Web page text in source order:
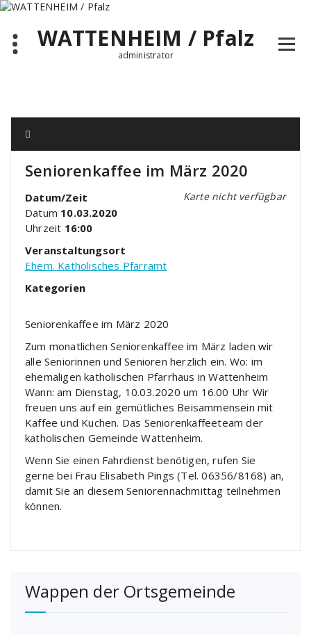
Zum
springenWATTENHEIM / Pfalz
administrator
Seniorenkaffee im März 2020
Karte nicht verfügbar
Datum/Zeit
Datum 10.03.2020
Uhrzeit 16:00
Veranstaltungsort
Ehem. Katholisches Pfarramt
Kategorien
Seniorenkaffee im März 2020
Zum monatlichen Seniorenkaffee im März laden wir
alle Seniorinnen und Senioren herzlich ein. Wo: im
ehemaligen katholischen Pfarrhaus in Wattenheim
Wann: am Dienstag, 10.03.2020 um 16.00 Uhr Wir
freuen uns auf ein gemütliches Beisammensein mit
Kaffee und Kuchen. Das Seniorenkaffeeteam der
katholischen Gemeinde Wattenheim.
Wenn Sie einen Fahrdienst benötigen, rufen Sie
gerne bei Frau Elisabeth Pings (Tel. 06356/8168) an,
damit Sie an diesem Seniorennachmittag teilnehmen
können.
Wappen der Ortsgemeinde